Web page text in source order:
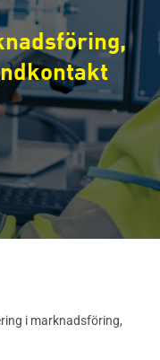
i marknadsföring,